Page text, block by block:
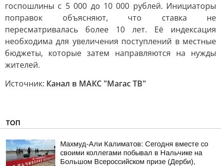
госпошлины с 5 000 до 10 000 рублей. Инициаторы
поправок объясняют, что ставка не
пересматривалась более 10 лет. Её индексация
необходима для увеличения поступлений в местные
бюджеты, которые затем направляются на нужды
жителей.
Источник: Канал в МАКС "Магас ТВ"
ТОП
Махмуд-Али Калиматов: Сегодня вместе со
своими коллегами побывал в Нальчике на
Большом Всероссийском призе (Дерби),